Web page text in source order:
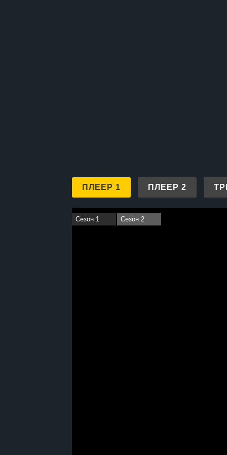
ПЛЕЕР 1 ПЛЕЕР 2
Сезон 1 Сезон 2